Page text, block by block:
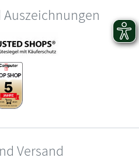
Versand